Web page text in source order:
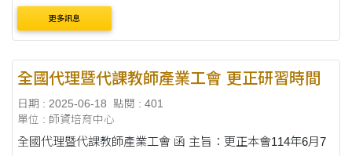
一、甄選科別：國文科、英文科、數學科、化學科、物理
科、資處科、商經科、觀光科、輔導....
更多訊息
全國代理暨代課教師產業工會 更正研習時間
日期 : 2025-06-18
點閱 : 401
單位 : 師資培育中心
全國代理暨代課教師產業工會 函 主旨：更正本會114年6月7